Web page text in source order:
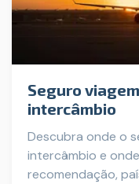
Seguro
intercâmbio
Descubra onde o
intercâmbio e
recomendação,